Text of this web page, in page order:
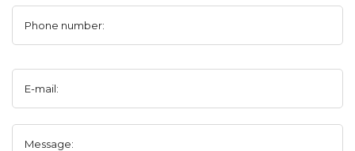
Phone number:
E-mail:
Message: